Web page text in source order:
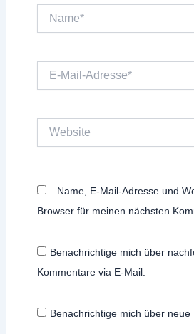
Mail-
Name, E-Mail-Adresse und
Browser für meinen nächsten
Benachrichtige mich über
Kommentare via E-Mail.
Benachrichtige mich über neue